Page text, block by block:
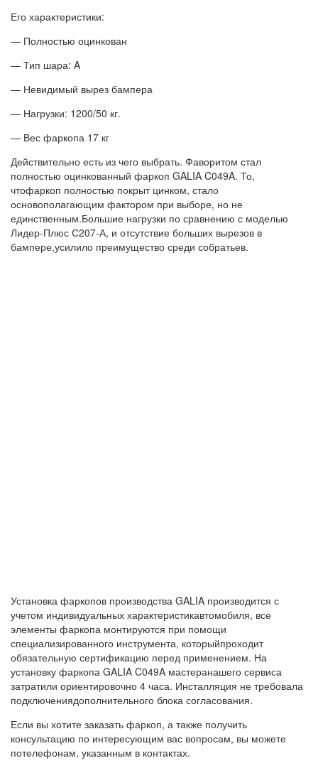
Его характеристики:
— Полностью оцинкован
— Тип шара: A
— Невидимый вырез бампера
— Нагрузки: 1200/50 кг.
— Вес фаркопа 17 кг
Действительно есть из чего выбрать. Фаворитом стал
полностью оцинкованный фаркоп GALIA C049A. То,
чтофаркоп полностью покрыт цинком, стало
основополагающим фактором при выборе, но не
единственным.Большие нагрузки по сравнению с моделью
Лидер-Плюс С207-А, и отсутствие больших вырезов в
бампере,усилило преимущество среди собратьев.
Установка фаркопов производства GALIA производится с
учетом индивидуальных характеристикавтомобиля, все
элементы фаркопа монтируются при помощи
специализированного инструмента, которыйпроходит
обязательную сертификацию перед применением. На
установку фаркопа GALIA C049A мастеранашего сервиса
затратили ориентировочно 4 часа. Инсталляция не требовала
подключениядополнительного блока согласования.
Если вы хотите заказать фаркоп, а также получить
консультацию по интересующим вас вопросам, вы можете
потелефонам, указанным в контактах.